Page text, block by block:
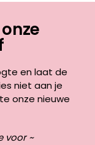
en laat de
niet aan je
onze nieuwe
voor ~